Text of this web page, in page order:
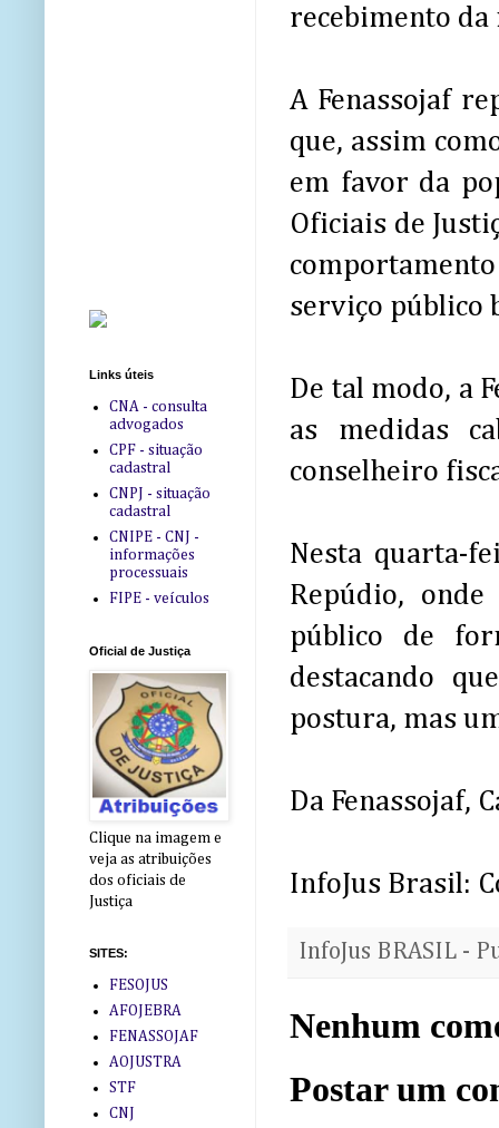
recebimento da
A Fenassojaf
que, assim
em favor da
Oficiais de
serviço público
De tal modo, a
as medidas
conselheiro
Nesta quarta-
Repúdio,
público de
destacando
postura, mas
Da Fenassojaf,
InfoJus Brasil:
InfoJus BRASIL -
Nenhum
Postar um
Links úteis
CNA - consulta
advogados
CPF - situação
cadastral
CNPJ - situação
cadastral
CNIPE - CNJ -
informações
processuais
FIPE - veículos
Oficial de Justiça
Clique na imagem e
veja as atribuições
dos oficiais de
Justiça
SITES:
FESOJUS
AFOJEBRA
FENASSOJAF
AOJUSTRA
STF
CNJ